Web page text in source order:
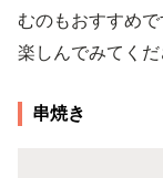
むのもおすすめ
楽しんでみてくだ
串焼き